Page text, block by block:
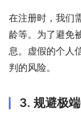
在注册时，我们
龄等。为了避免
息。虚假的个人
判的风险。
3. 规避极